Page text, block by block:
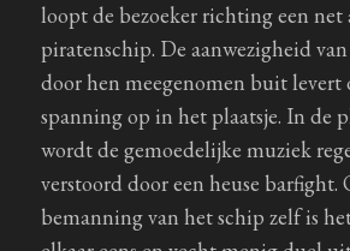
loopt de bezoeker richting een net
piratenschip. De aanwezigheid
door hen meegenomen buit levert
spanning op in het plaatsje. In de
wordt de gemoedelijke muziek
verstoord door een heuse barfight.
bemanning van het schip zelf is